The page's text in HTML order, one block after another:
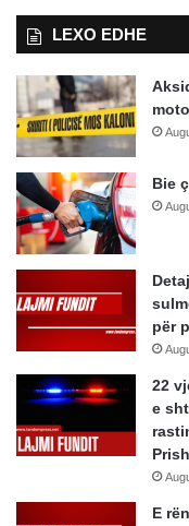
LEXO EDHE
Bie
për
22
e
E